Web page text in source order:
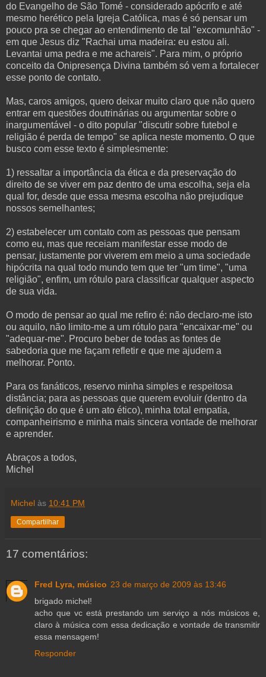
do Evangelho de São Tomé - considerado apócrifo e até
mesmo herético pela Igreja Católica, mas é só pensar um
pouco pra se chegar ao entendimento de tal "excomunhão" -
em que Jesus diz "Rachai uma madeira: eu estou ali.
Levantai uma pedra e me achareis". Para mim, o próprio
conceito da Onipresença Divina também só vem a fortalecer
esse ponto de contato.
Mas, caros amigos, quero deixar muito claro que não quero
entrar em questões doutrinárias ou argumentar sobre o
inargumentável - o dito popular "discutir sobre futebol e
religião é perda de tempo" se aplica neste momento. O que
busco com esse texto é simplesmente:
1) ressaltar a importância da ética e da preservação do
direito de se viver em paz dentro de uma escolha, seja ela
qual for, desde que essa mesma escolha não prejudique
nossos semelhantes;
2) estabelecer um contato com as pessoas que pensam
como eu, mas que receiam manifestar esse modo de
pensar, justamente por viverem em meio a uma sociedade
hipócrita na qual todo mundo tem que ter "um time", "uma
religião", enfim, um rótulo para classificar qualquer aspecto
de sua vida.
O modo de pensar ao qual me refiro é: não declaro-me isto
ou aquilo, não limito-me a um rótulo para "encaixar-me" ou
"adequar-me". Procuro beber de todas as fontes de
sabedoria que me façam refletir e que me ajudem a
melhorar. Ponto.
Para os fanáticos, reservo minha simples e respeitosa
distância; para as pessoas que querem evoluir (dentro da
definição do que é um ato ético), minha total empatia,
companheirismo e minha mais sincera vontade de melhorar
e aprender.
Abraços a todos,
Michel
Michel às 10:41 PM
Compartilhar
17 comentários:
Fred Lyra, músico 23 de março de 2009 às 13:46
brigado michel!
acho que vc está prestando um serviço a nós músicos e,
claro à música com essa dedicação e vontade de transmitir
essa mensagem!
Responder